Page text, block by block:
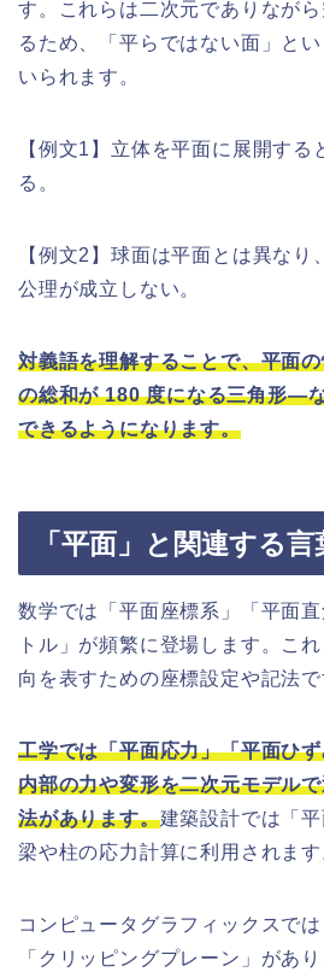
す。これらは二次元でありなが
るため、「平らではない面」と
いられます。
【例文1】立体を平面に展開する
る。
【例文2】球面は平面とは異な
公理が成立しない。
対義語を理解することで、平面
の総和が 180 度になる三角形—
できるようになります。
「平面」と関連する
数学では「平面座標系」「平面
トル」が頻繁に登場します。こ
向を表すための座標設定や記法で
工学では「平面応力」「平面ひ
内部の力や変形を二次元モデル
法があります。建築設計では「
梁や柱の応力計算に利用されます
コンピュータグラフィックスでは
「クリッピングプレーン」があ